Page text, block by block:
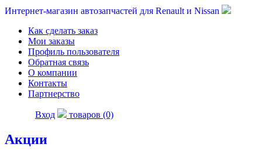
Интернет-магазин автозапчастей для Renault и Nissan
Как сделать заказ
Мои заказы
Профиль пользователя
Обратная связь
О компании
Контакты
Партнерство
Вход товаров (0)
Акции